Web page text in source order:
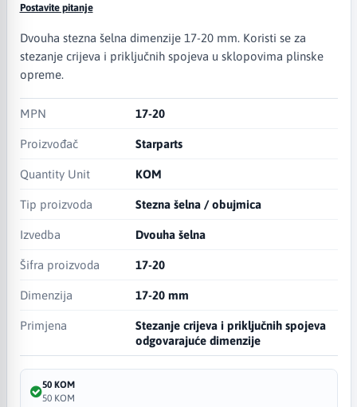
Postavite pitanje
Dvouha stezna šelna dimenzije 17-20 mm. Koristi se za
stezanje crijeva i priključnih spojeva u sklopovima plinske
opreme.
MPN 17-20
Proizvođač Starparts
Quantity Unit KOM
Tip proizvoda Stezna šelna / obujmica
Izvedba Dvouha šelna
Šifra proizvoda 17-20
Dimenzija 17-20 mm
Primjena
Stezanje crijeva i priključnih spojeva
odgovarajuće dimenzije
50 KOM
50 KOM